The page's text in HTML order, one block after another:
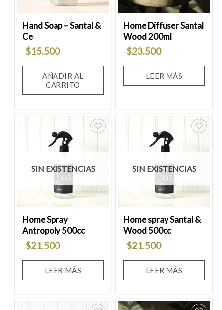
Hand Soap – Santal &
Ce
$15.500
AÑADIR AL
CARRITO
Home Diffuser Santal
Wood 200ml
$23.500
LEER MÁS
Añadir
lista
SIN EXISTENCIAS
Home Spray
Antropoly 500cc
$21.500
LEER MÁS
Añadir
lista
SIN EXISTENCIAS
Home spray Santal &
Wood 500cc
$21.500
LEER MÁS